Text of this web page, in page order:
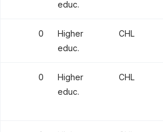
educ.
0
Higher
educ.
CHL
0
Higher
educ.
CHL